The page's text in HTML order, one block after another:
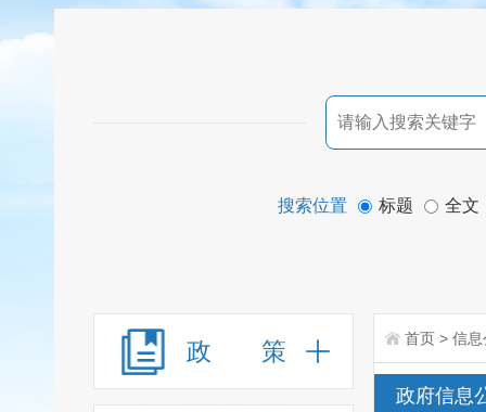
搜索位置 标题 全文
政 策 首页 > 信息
政府信息